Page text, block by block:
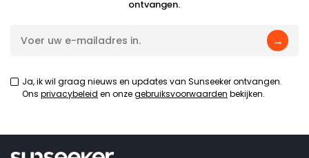
ontvangen.
→
Ja, ik wil graag nieuws en updates van Sunseeker ontvangen.
Ons privacybeleid en onzegebruiksvoorwaarden bekijken.